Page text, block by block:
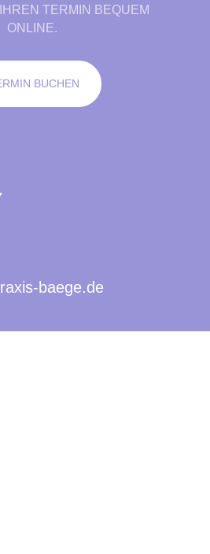
TERMIN BEQUEM
ONLINE.
BUCHEN
baege.de